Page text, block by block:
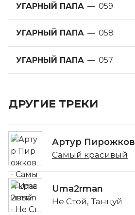
УГАРНЫЙ ПАПА — 059
УГАРНЫЙ ПАПА — 058
УГАРНЫЙ ПАПА — 057
ДРУГИЕ ТРЕКИ
Артур Пирожков
Самый красивый
Uma2rman
Не Стой, Танцуй